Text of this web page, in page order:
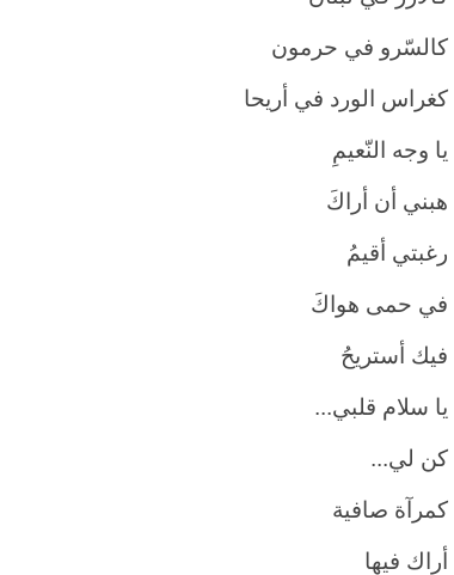
كالسّرو في حرمون
كغراس الورد في أريحا
يا وجه النّعيمِ
هبني أن أراكَ
رغبتي أقيمُ
في حمى هواكَ
فيك أستريحُ
يا سلام قلبي...
كن لي...
كمرآة صافية
أراك فيها